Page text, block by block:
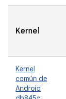
Kernel
Kernel
común de
Android